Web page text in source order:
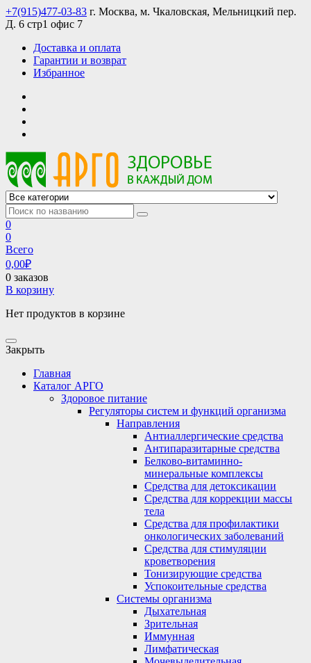
Skip
to
+7(915)477-03-83 г. Москва, м. Чкаловская, Мельницкий пер.
Д. 6 стр1 офис 7
Доставка и оплата
Гарантии и возврат
Избранное
АРГО интернет магазин, доставка в Москве и по всей России
АРГО каталог каталог продукции, официальные цены
0
0
Всего
0,00₽
0 заказов
В корзину
Нет продуктов в корзине
Закрыть
Главная
Каталог АРГО
Здоровое питание
Регуляторы систем и функций организма
Направления
Антиаллергические средства
Антипаразитарные средства
Белково-витаминно-
минеральные комплексы
Средства для детоксикации
Средства для коррекции массы
тела
Средства для профилактики
онкологических заболеваний
Средства для стимуляции
кроветворения
Тонизирующие средства
Успокоительные средства
Системы организма
Дыхательная
Зрительная
Иммунная
Лимфатическая